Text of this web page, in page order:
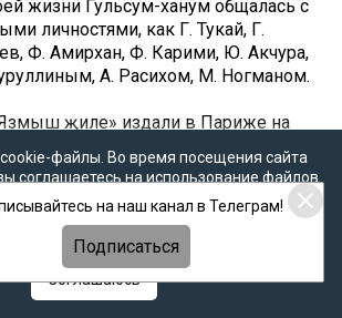
жизни Гульсум-ханум общалась с
личностями, как Г. Тукай, Г.
Ф. Амирхан, Ф. Карими, Ю. Акчура,
А. Расихом, М. Ногманом.
җиле» издали в Париже на
Таминдарова -
Государственного
РТ, певица, хоровой
файлы. Во время посещения сайта
соглашаетесь на использование файлов
с настоящим уведомлением, согласием
персональных данных,Политикой о
Политикой конфиденциальности
Соглашаюсь
на наш канал в Телеграм!
Подписаться